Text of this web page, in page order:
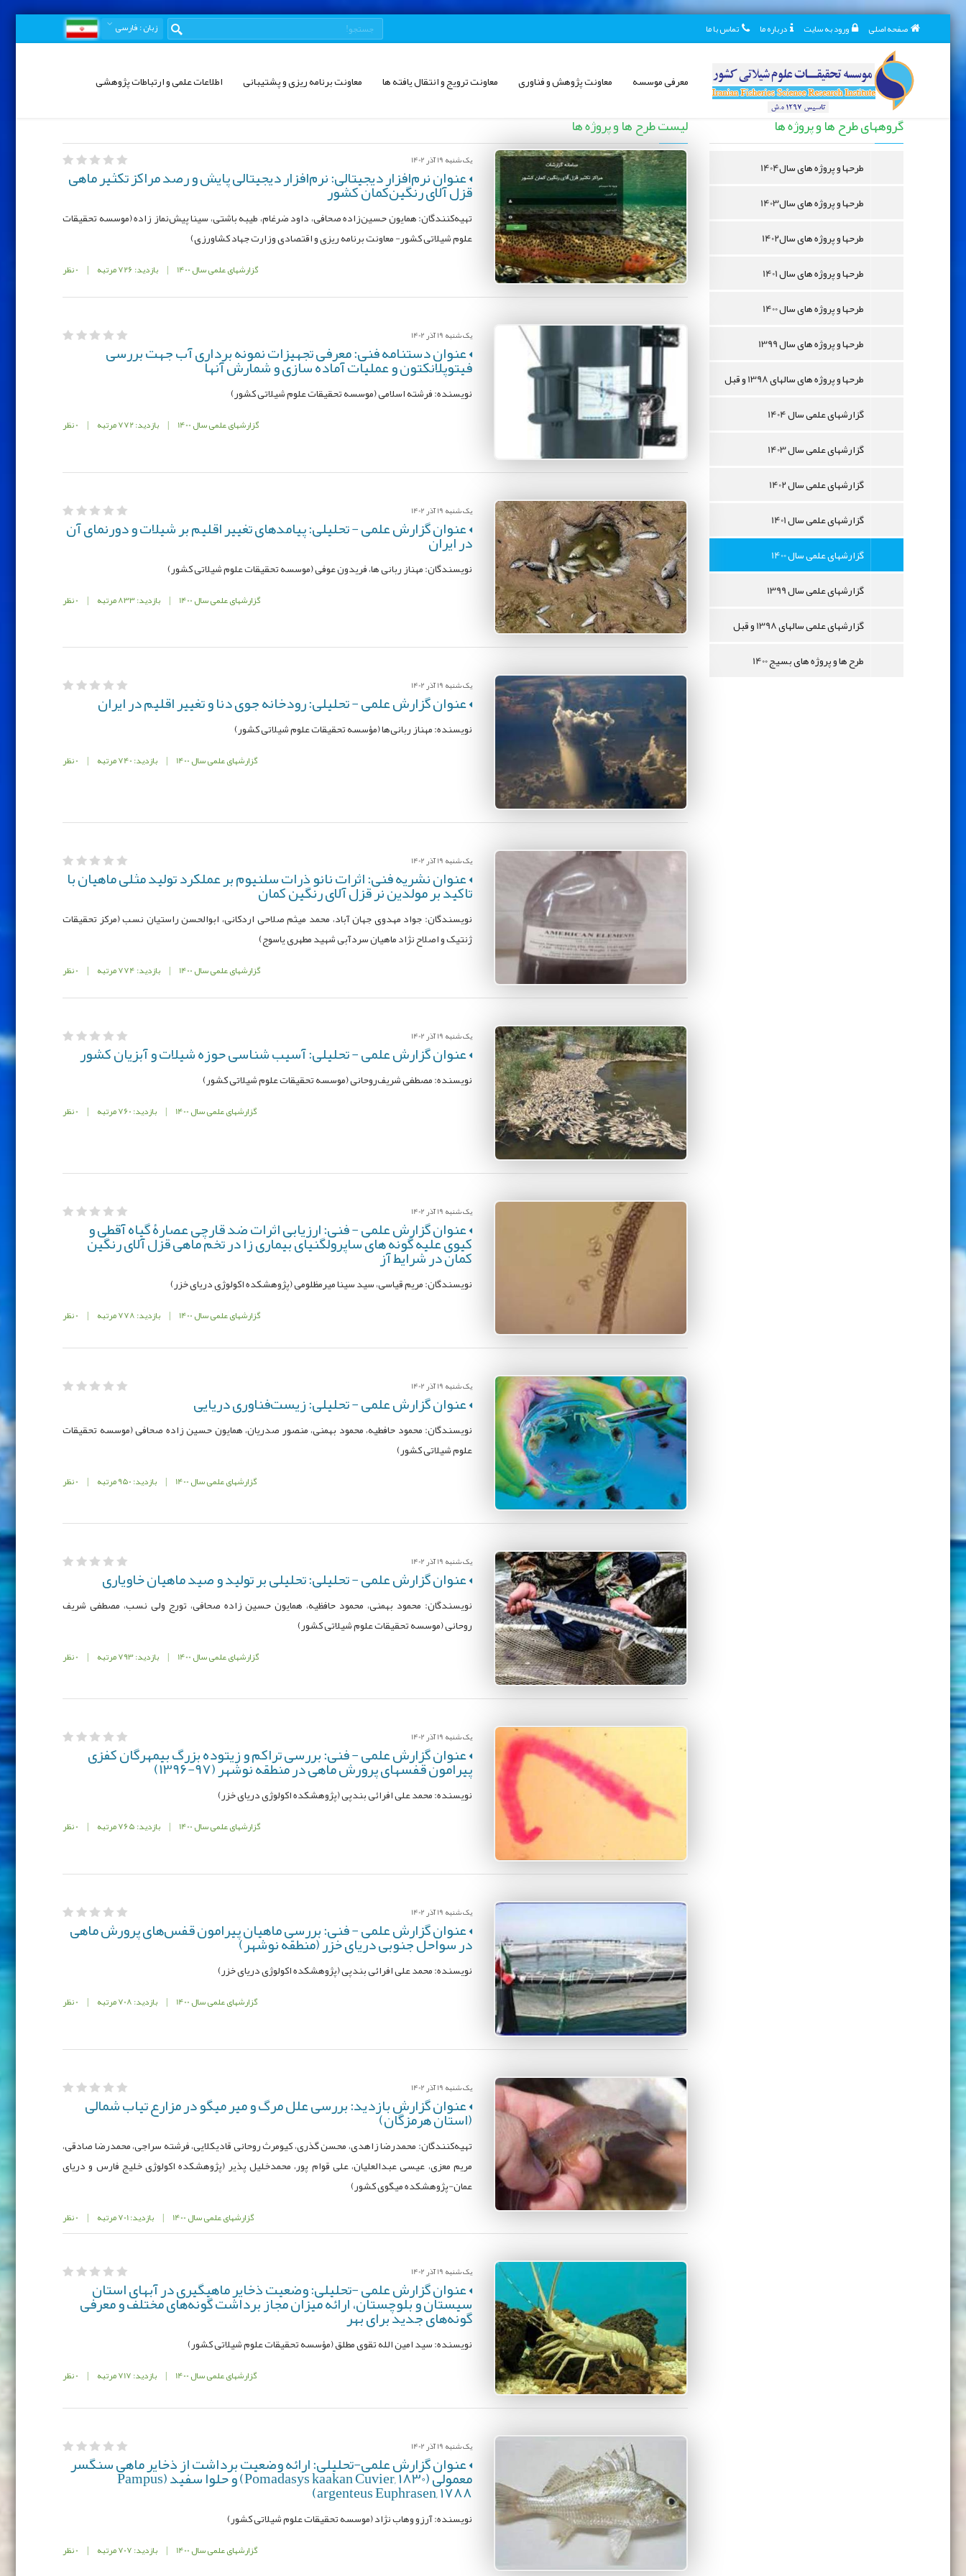
صفحه اصلی ورود به سایت درباره ما تماس با ما زبان: فارسی
معرفی موسسه معاونت پژوهش و فناوری معاونت ترویج و انتقال یافته ها معاونت برنامه ریزی و پشتیبانی اطلاعات علمی و ارتباطات پژوهشی
طرح ها و پروژه ها
گروههای طرح ها و پروژه ها
طرحها و پروژه های سال1404
طرحها و پروژه های سال1403
طرحها و پروژه های سال1402
طرحها و پروژه های سال 1401
طرحها و پروژه های سال 1400
طرحها و پروژه های سال 1399
طرحها و پروژه های سالهای 1398 و قبل
گزارشهای علمی سال 1404
گزارشهای علمی سال 1403
گزارشهای علمی سال 1402
گزارشهای علمی سال 1401
گزارشهای علمی سال 1400
گزارشهای علمی سال 1399
گزارشهای علمی سالهای 1398 و قبل
طرح ها و پروژه های بسیج 1400
لیست طرح ها و پروژه ها
یک شنبه 19 آذر 1402
عنوان نرم‌افزار دیجیتالی: نرم‌افزار دیجیتالی پایش و رصد مراکز تکثیر ماهی
قزل آلای رنگین‌کمان کشور
تهیه‌کنندگان: همایون حسین‌زاده صحافی، داود ضرغام، طیبه باشتی، سینا پیش‌نماز زاده (موسسه تحقیقات
علوم شیلاتی کشور- معاونت برنامه‌ ریزی و اقتصادی وزارت جهاد کشاورزی)
گزارشهای علمی سال 1400 | بازدید: 726 مرتبه | 0 نظر
یک شنبه 19 آذر 1402
عنوان دستنامه فنی: معرفی تجهیزات نمونه ‌برداری آب جهت بررسی
فیتوپلانکتون و عملیات آماده سازی و شمارش آنها
نویسنده: فرشته اسلامی (موسسه تحقیقات علوم شیلاتی کشور)
گزارشهای علمی سال 1400 | بازدید: 772 مرتبه | 0 نظر
یک شنبه 19 آذر 1402
عنوان گزارش علمی - تحلیلی: پیامدهای تغییر اقلیم بر شیلات و دورنمای آن
در ایران
نویسندگان: مهناز ربانی ها، فریدون عوفی (موسسه تحقیقات علوم شیلاتی کشور)
گزارشهای علمی سال 1400 | بازدید: 833 مرتبه | 0 نظر
یک شنبه 19 آذر 1402
عنوان گزارش علمی - تحلیلی: رودخانه جوی دنا و تغییر اقلیم در ایران
نویسنده: مهناز ربانی‌ها (مؤسسه تحقيقات علوم شيلاتی کشور)
گزارشهای علمی سال 1400 | بازدید: 740 مرتبه | 0 نظر
یک شنبه 19 آذر 1402
عنوان نشریه فنی: اثرات نانو ذرات سلنیوم بر عملکرد تولید مثلی ماهیان با
تاکید بر مولدین نر قزل آلای رنگین کمان
نویسندگان: جواد مهدوی جهان آباد، محمد میثم صلاحی اردکانی، ابوالحسن راستیان نسب (مرکز تحقیقات
ژنتیک و اصلاح نژاد ماهیان سردآبی شهید مطهری یاسوج)
گزارشهای علمی سال 1400 | بازدید: 774 مرتبه | 0 نظر
یک شنبه 19 آذر 1402
عنوان گزارش علمی - تحلیلی: آسیب شناسی حوزه شیلات و آبزیان کشور
نویسنده: مصطفی شریف‌روحانی (موسسه تحقیقات علوم شیلاتی کشور)
گزارشهای علمی سال 1400 | بازدید: 760 مرتبه | 0 نظر
یک شنبه 19 آذر 1402
عنوان گزارش علمی - فنی: ارزیابی اثرات ضد قارچی عصارۀ گیاه آقطی و
کیوی علیه گونه های ساپرولگنیای بیماری زا در تخم ماهی قزل آلای رنگین
کمان در شرایط آز
نویسندگان: مریم قیاسی، سید سینا میرمظلومی (پژوهشكده اکولوژی دریای خزر)
گزارشهای علمی سال 1400 | بازدید: 778 مرتبه | 0 نظر
یک شنبه 19 آذر 1402
عنوان گزارش علمی - تحلیلی: زیست‌فناوری دریایی
نویسندگان: محمود حافطیه، محمود بهمنی، منصور صدریان، همایون حسین زاده صحافی (موسسه تحقیقات
علوم شیلاتی کشور)
گزارشهای علمی سال 1400 | بازدید: 950 مرتبه | 0 نظر
یک شنبه 19 آذر 1402
عنوان گزارش علمی - تحلیلی: تحلیلی بر تولید و صید ماهیان خاویاری
نویسندگان: محمود بهمنی، محمود حافظیه، همایون حسین زاده صحافی، تورج ولی نسب، مصطفی شریف
روحانی (موسسه تحقیقات علوم شیلاتی کشور)
گزارشهای علمی سال 1400 | بازدید: 793 مرتبه | 0 نظر
یک شنبه 19 آذر 1402
عنوان گزارش علمی - فنی: بررسی تراکم و زیتوده بزرگ بیمهرگان کفزی
پیرامون قفسهای پرورش ماهی در منطقه نوشهر (97-1396)
نویسنده: محمد علی افرائی بندپی (پژوهشكده اکولوژی دریای خزر)
گزارشهای علمی سال 1400 | بازدید: 765 مرتبه | 0 نظر
یک شنبه 19 آذر 1402
عنوان گزارش علمی - فنی: بررسی ماهیان پیرامون قفس‌های پرورش ماهی
در سواحل جنوبی دریای خزر (منطقه نوشهر)
نویسنده: محمد علی افرائی بندپی (پژوهشكده اکولوژی دریای خزر)
گزارشهای علمی سال 1400 | بازدید: 708 مرتبه | 0 نظر
یک شنبه 19 آذر 1402
عنوان گزارش بازدید: بررسی علل مرگ و میر میگو در مزارع تیاب شمالی
(استان هرمزگان)
تهیه‌کنندگان: محمدرضا زاهدی، محسن گذری، کیومرث روحانی قادیکلایی، فرشته سراجی، محمدرضا صادقی،
مریم معزی، عیسی عبدالعلیان، علی قوام پور، محمدخلیل پذیر (پژوهشکده اکولوژی خلیج فارس و دریای
عمان-پژوهشکده میگوی کشور)
گزارشهای علمی سال 1400 | بازدید: 701 مرتبه | 0 نظر
یک شنبه 19 آذر 1402
عنوان گزارش علمی -تحلیلی: وضعیت ذخایر ماهیگیری در آبهای استان
سیستان و بلوچستان، ارائه میزان مجاز برداشت گونه‌های مختلف و معرفی
گونه‌های جدید برای بهر
نویسنده: سید امین الله تقوی مطلق (مؤسسه تحقيقات علوم شيلاتی کشور)
گزارشهای علمی سال 1400 | بازدید: 717 مرتبه | 0 نظر
یک شنبه 19 آذر 1402
عنوان گزارش علمی-تحلیلی: ارائه وضعیت برداشت از ذخایر ماهی سنگسر
معمولی (Pomadasys kaakan Cuvier, 1830) و حلوا سفید (Pampus argenteus Euphrasen, 1788)
نویسنده: آرزو وهاب نژاد (موسسه تحقیقات علوم شیلاتی کشور)
گزارشهای علمی سال 1400 | بازدید: 707 مرتبه | 0 نظر